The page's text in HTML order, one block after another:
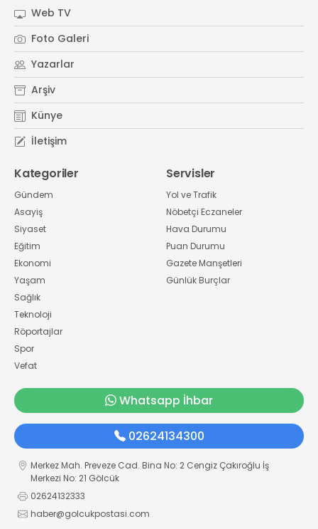
Web TV
Foto Galeri
Yazarlar
Arşiv
Künye
İletişim
Kategoriler
Gündem
Asayiş
Siyaset
Eğitim
Ekonomi
Yaşam
Sağlık
Teknoloji
Röportajlar
Spor
Vefat
Servisler
Yol ve Trafik
Nöbetçi Eczaneler
Hava Durumu
Puan Durumu
Gazete Manşetleri
Günlük Burçlar
Whatsapp İhbar
02624134300
Merkez Mah. Preveze Cad. Bina No: 2 Cengiz Çakıroğlu İş
Merkezi No: 21 Gölcük
02624132333
haber@golcukpostasi.com